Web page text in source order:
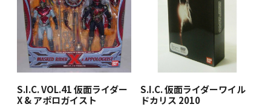
S.I.C. VOL.41 仮面ライダー
X & アポロガイスト
S.I.C. 仮面ライダーワイル
ドカリス 2010